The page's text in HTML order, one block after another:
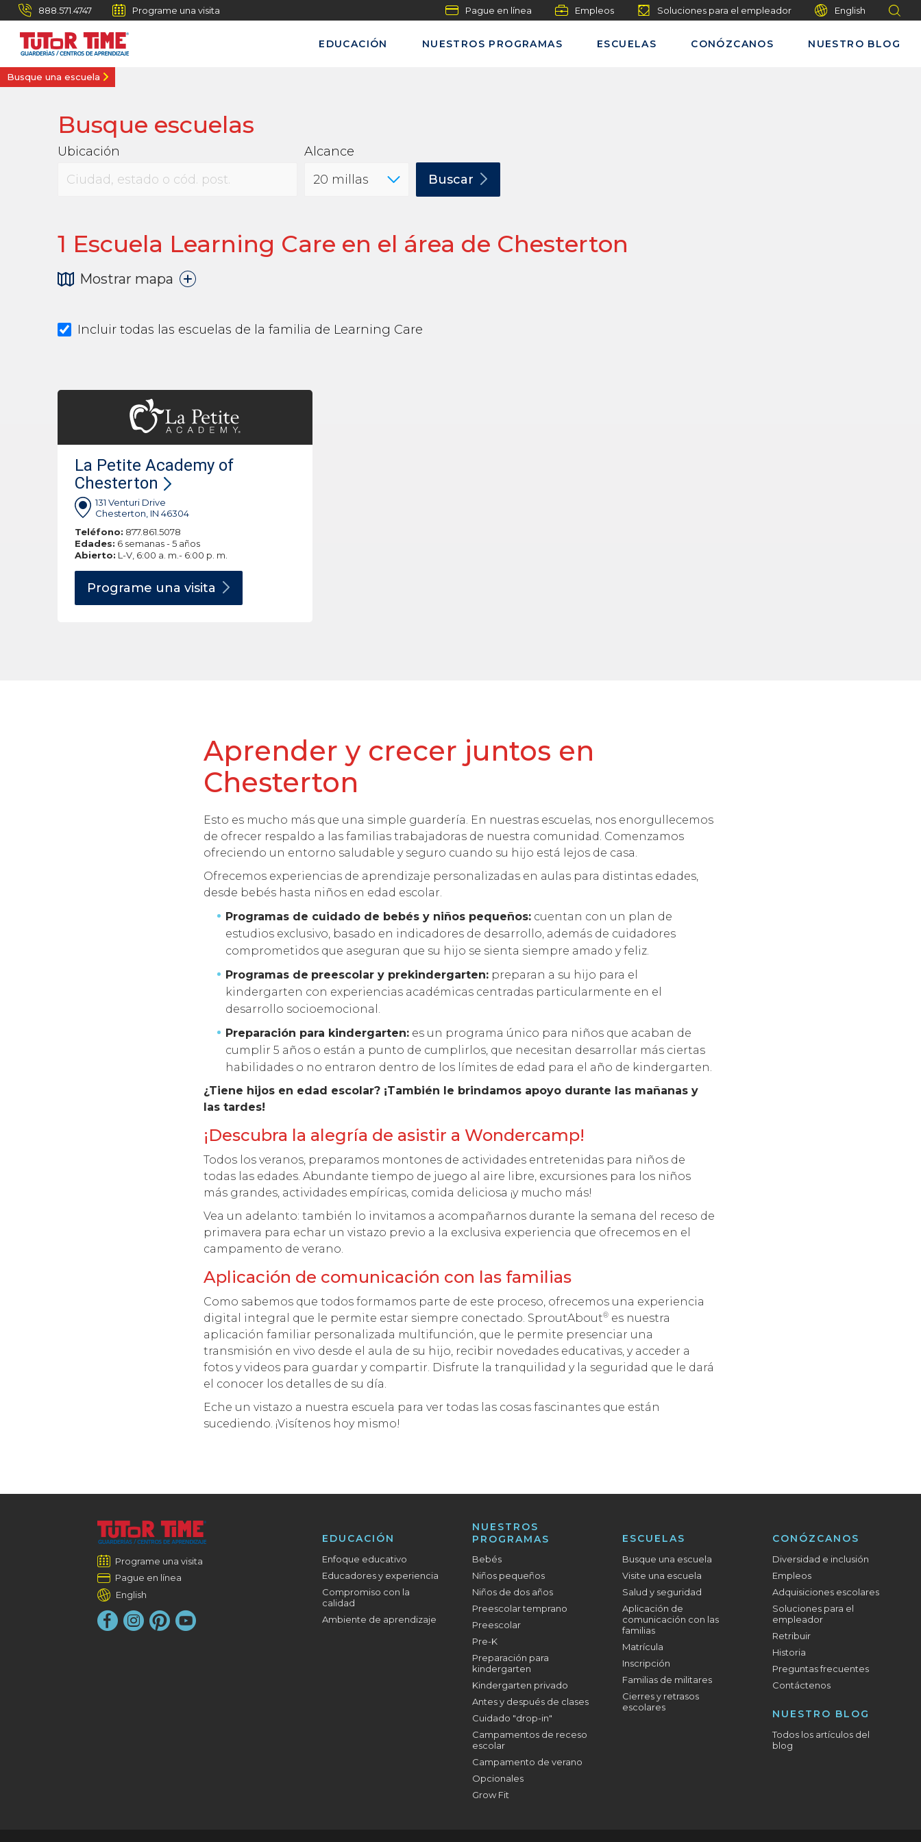
888.571.4747 Programe una visita Pague en línea Empleos Soluciones para el empleador English
EDUCACIÓN NUESTROS PROGRAMAS ESCUELAS CONÓZCANOS NUESTRO BLOG
Busque una escuela
Busque escuelas
Ubicación
Alcance
Buscar
1 Escuela Learning Care en el área de Chesterton
Mostrar mapa
Incluir todas las escuelas de la familia de Learning Care
La Petite Academy of
Chesterton
131 Venturi Drive
Chesterton, IN 46304
Teléfono: 877.861.5078
Edades: 6 semanas - 5 años
Abierto: L-V, 6:00 a. m.- 6:00 p. m.
Programe una visita
Aprender y crecer juntos en
Chesterton
Esto es mucho más que una simple guardería. En nuestras escuelas, nos enorgullecemos
de ofrecer respaldo a las familias trabajadoras de nuestra comunidad. Comenzamos
ofreciendo un entorno saludable y seguro cuando su hijo está lejos de casa.
Ofrecemos experiencias de aprendizaje personalizadas en aulas para distintas edades,
desde bebés hasta niños en edad escolar.
Programas de cuidado de bebés y niños pequeños: cuentan con un plan de
estudios exclusivo, basado en indicadores de desarrollo, además de cuidadores
comprometidos que aseguran que su hijo se sienta siempre amado y feliz.
Programas de preescolar y prekindergarten: preparan a su hijo para el
kindergarten con experiencias académicas centradas particularmente en el
desarrollo socioemocional.
Preparación para kindergarten: es un programa único para niños que acaban de
cumplir 5 años o están a punto de cumplirlos, que necesitan desarrollar más ciertas
habilidades o no entraron dentro de los límites de edad para el año de kindergarten.
¿Tiene hijos en edad escolar? ¡También le brindamos apoyo durante las mañanas y
las tardes!
¡Descubra la alegría de asistir a Wondercamp!
Todos los veranos, preparamos montones de actividades entretenidas para niños de
todas las edades. Abundante tiempo de juego al aire libre, excursiones para los niños
más grandes, actividades empíricas, comida deliciosa ¡y mucho más!
Vea un adelanto: también lo invitamos a acompañarnos durante la semana del receso de
primavera para echar un vistazo previo a la exclusiva experiencia que ofrecemos en el
campamento de verano.
Aplicación de comunicación con las familias
Como sabemos que todos formamos parte de este proceso, ofrecemos una experiencia
digital integral que le permite estar siempre conectado. SproutAbout® es nuestra
aplicación familiar personalizada multifunción, que le permite presenciar una
transmisión en vivo desde el aula de su hijo, recibir novedades educativas, y acceder a
fotos y videos para guardar y compartir. Disfrute la tranquilidad y la seguridad que le dará
el conocer los detalles de su día.
Eche un vistazo a nuestra escuela para ver todas las cosas fascinantes que están
sucediendo. ¡Visítenos hoy mismo!
Programe una visita
Pague en línea
English
EDUCACIÓN
Enfoque educativo
Educadores y experiencia
Compromiso con la
calidad
Ambiente de aprendizaje
NUESTROS
PROGRAMAS
Bebés
Niños pequeños
Niños de dos años
Preescolar temprano
Preescolar
Pre-K
Preparación para
kindergarten
Kindergarten privado
Antes y después de clases
Cuidado "drop-in"
Campamentos de receso
escolar
Campamento de verano
Opcionales
Grow Fit
ESCUELAS
Busque una escuela
Visite una escuela
Salud y seguridad
Aplicación de
comunicación con las
familias
Matrícula
Inscripción
Familias de militares
Cierres y retrasos
escolares
CONÓZCANOS
Diversidad e inclusión
Empleos
Adquisiciones escolares
Soluciones para el
empleador
Retribuir
Historia
Preguntas frecuentes
Contáctenos
NUESTRO BLOG
Todos los artículos del
blog